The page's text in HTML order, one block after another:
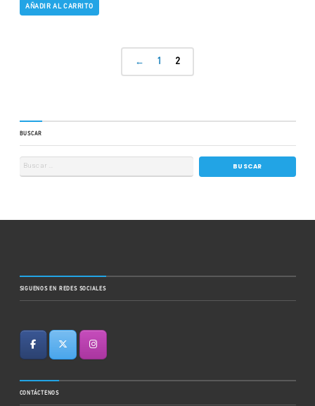
AÑADIR AL CARRITO
← 1 2
BUSCAR
SIGUENOS EN REDES SOCIALES
CONTÁCTENOS